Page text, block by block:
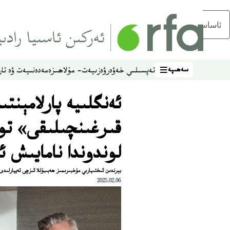
ئاساسلىق مەزمۇنغا ئاتلاڭ
سەھىپە
سەھىپە تەپسىلىي خەۋەرۋەزىيەت- مۇلاھىزەمەدەنىيەت ۋە
قىرغىنچىلىقى»
لوندوندا
بېرندىن ئىختىيارىي مۇخبىرىمىز ھەبىبۇللا ئىزچى
2025.02.06